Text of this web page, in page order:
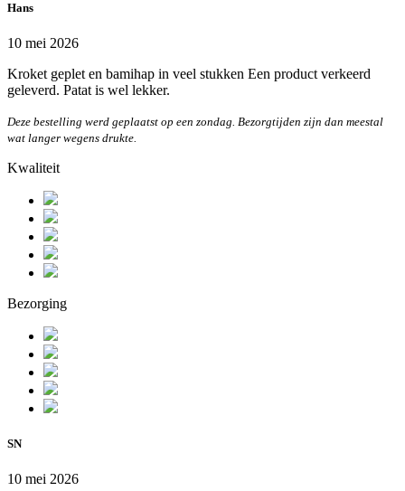
Hans
10 mei 2026
Kroket geplet en bamihap in veel stukken Een product verkeerd
geleverd. Patat is wel lekker.
Deze bestelling werd geplaatst op een zondag. Bezorgtijden zijn dan meestal
wat langer wegens drukte.
Kwaliteit
Bezorging
SN
10 mei 2026